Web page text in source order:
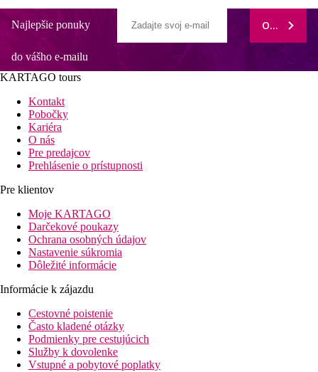
Najlepšie ponuky
do vášho e-mailu
ODOBERAŤ
KARTAGO tours
Kontakt
Pobočky
Kariéra
O nás
Pre predajcov
Prehlásenie o prístupnosti
Pre klientov
Moje KARTAGO
Darčekové poukazy
Ochrana osobných údajov
Nastavenie súkromia
Dôležité informácie
Informácie k zájazdu
Cestovné poistenie
Často kladené otázky
Podmienky pre cestujúcich
Služby k dovolenke
Vstupné a pobytové poplatky